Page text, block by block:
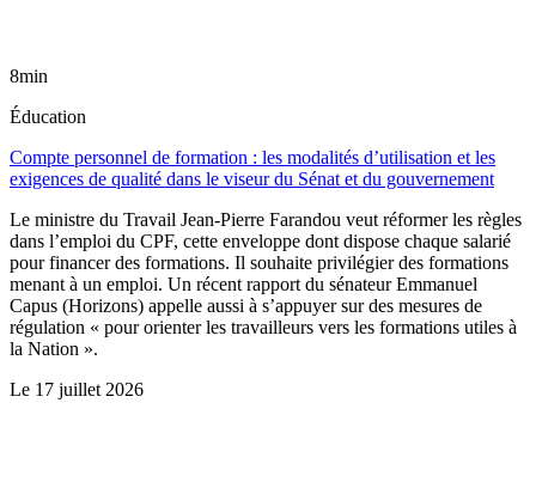
8min
Éducation
Compte personnel de formation : les modalités d’utilisation et les
exigences de qualité dans le viseur du Sénat et du gouvernement
Le ministre du Travail Jean-Pierre Farandou veut réformer les règles
dans l’emploi du CPF, cette enveloppe dont dispose chaque salarié
pour financer des formations. Il souhaite privilégier des formations
menant à un emploi. Un récent rapport du sénateur Emmanuel
Capus (Horizons) appelle aussi à s’appuyer sur des mesures de
régulation « pour orienter les travailleurs vers les formations utiles à
la Nation ».
Le 17 juillet 2026